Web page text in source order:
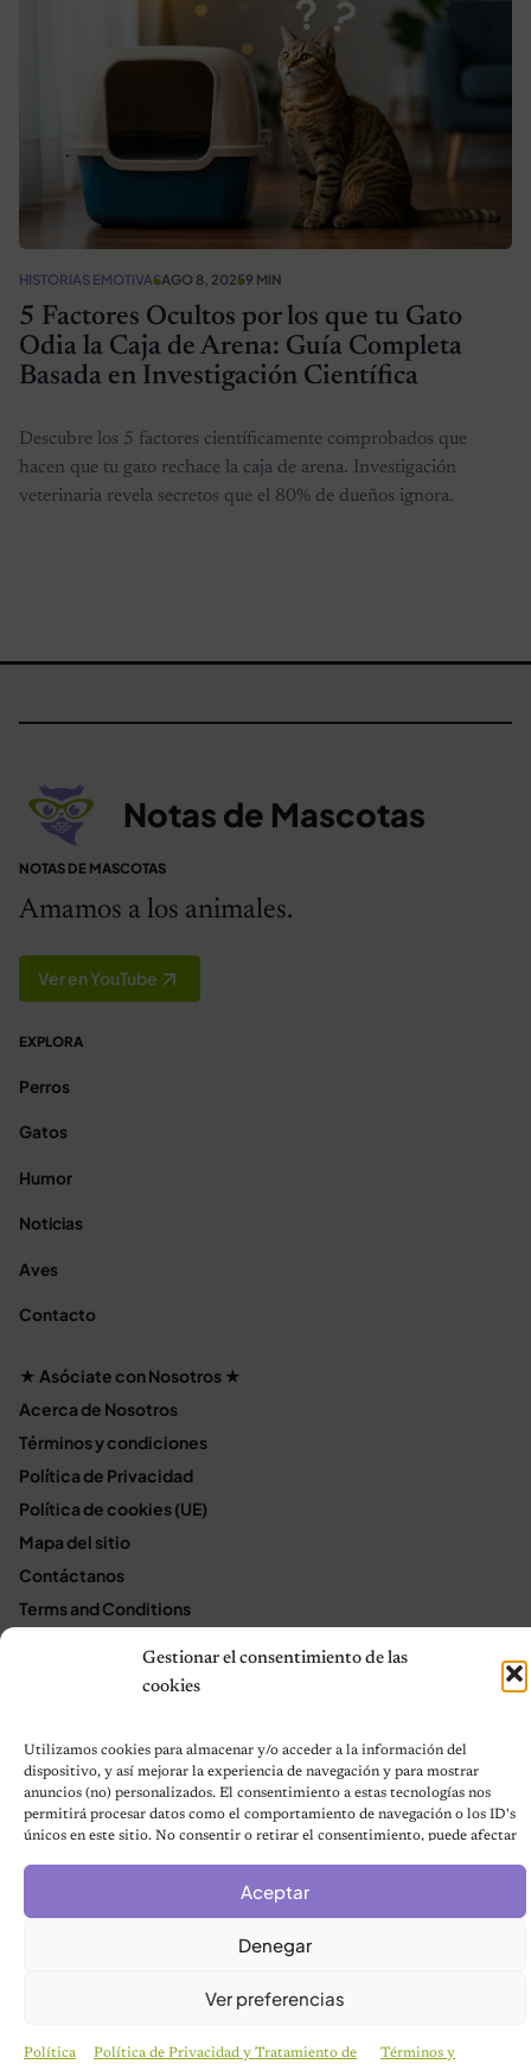
Gestionar el consentimiento de las
cookies
Utilizamos cookies para almacenar y/o acceder a la información del
dispositivo, y así mejorar la experiencia de navegación y para mostrar
anuncios (no) personalizados. El consentimiento a estas tecnologías nos
permitirá procesar datos como el comportamiento de navegación o los ID's
únicos en este sitio. No consentir o retirar el consentimiento, puede afectar
Aceptar
Denegar
Ver preferencias
Política Política de Privacidad y Tratamiento de Términos y
HISTORIAS EMOTIVASAGO 8, 20259 MIN
5 Factores Ocultos por los que tu Gato
Odia la Caja de Arena: Guía Completa
Basada en Investigación Científica
Descubre los 5 factores científicamente comprobados que
hacen que tu gato rechace la caja de arena. Investigación
veterinaria revela secretos que el 80% de dueños ignora.
Notas de Mascotas
NOTAS DE MASCOTAS
Amamos a los animales.
Ver en YouTube
EXPLORA
Perros
Gatos
Humor
Noticias
Aves
Contacto
★ Asóciate con Nosotros ★
Acerca de Nosotros
Términos y condiciones
Política de Privacidad
Política de cookies (UE)
Mapa del sitio
Contáctanos
Terms and Conditions